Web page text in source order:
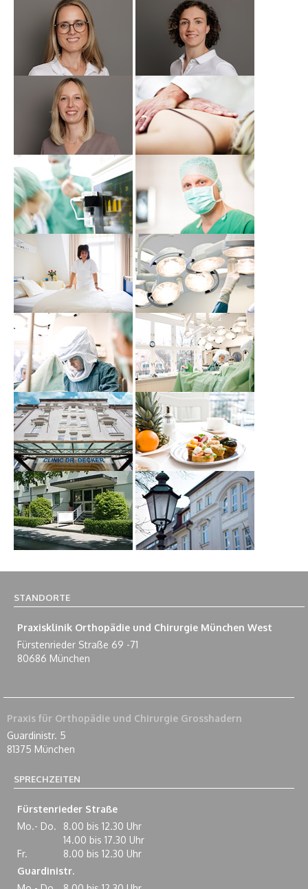
STANDORTE
Praxisklinik Orthopädie und Chirurgie München West
Fürstenrieder Straße 69 -71
80686 München
Praxis für Orthopädie und Chirurgie Grosshadern
Guardinistr. 5
81375 München
SPRECHZEITEN
Fürstenrieder Straße
Mo.- Do.
8.00 bis 12.30 Uhr
14.00 bis 17.30 Uhr
Fr.
8.00 bis 12.30 Uhr
Guardinistr.